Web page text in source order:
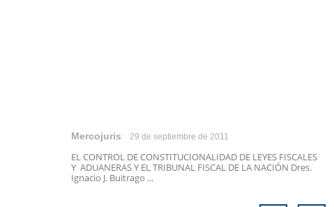
Mercojuris 29 de septiembre de 2011
EL CONTROL DE CONSTITUCIONALIDAD DE LEYES FISCALES
Y ADUANERAS Y EL TRIBUNAL FISCAL DE LA NACIÓN Dres.
Ignacio J. Buitrago ...